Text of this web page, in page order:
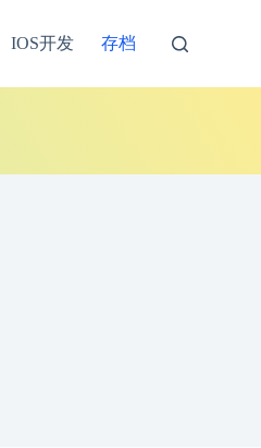
IOS开发 存档